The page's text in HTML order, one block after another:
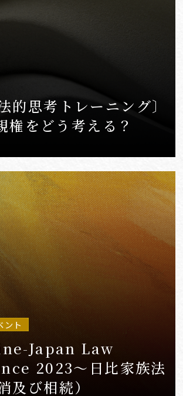
VIEW MORE
的思考トレーニング〕
権をどう考える？
ント
Japan Law
2023〜日比家族法
及び相続）